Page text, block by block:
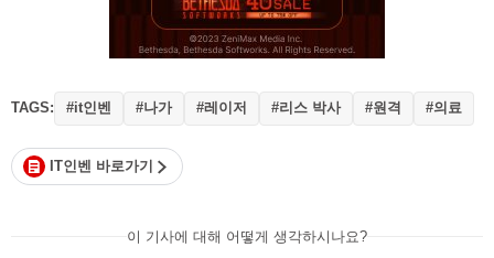
TAGS: #it인벤 #나가 #레이저 #리스 박사 #원격 #의료
IT인벤 바로가기
이 기사에 대해 어떻게 생각하시나요?